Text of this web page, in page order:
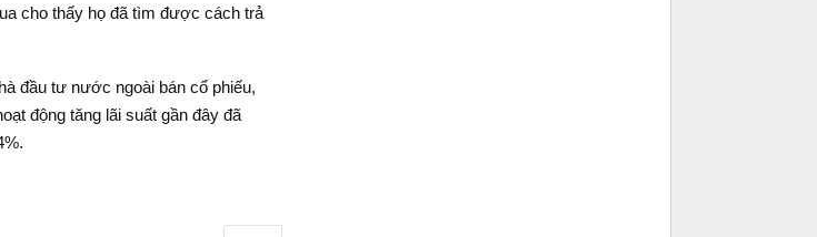
cho thấy họ đã tìm được cách trả
đầu tư nước ngoài bán cổ phiếu,
động tăng lãi suất gần đây đã